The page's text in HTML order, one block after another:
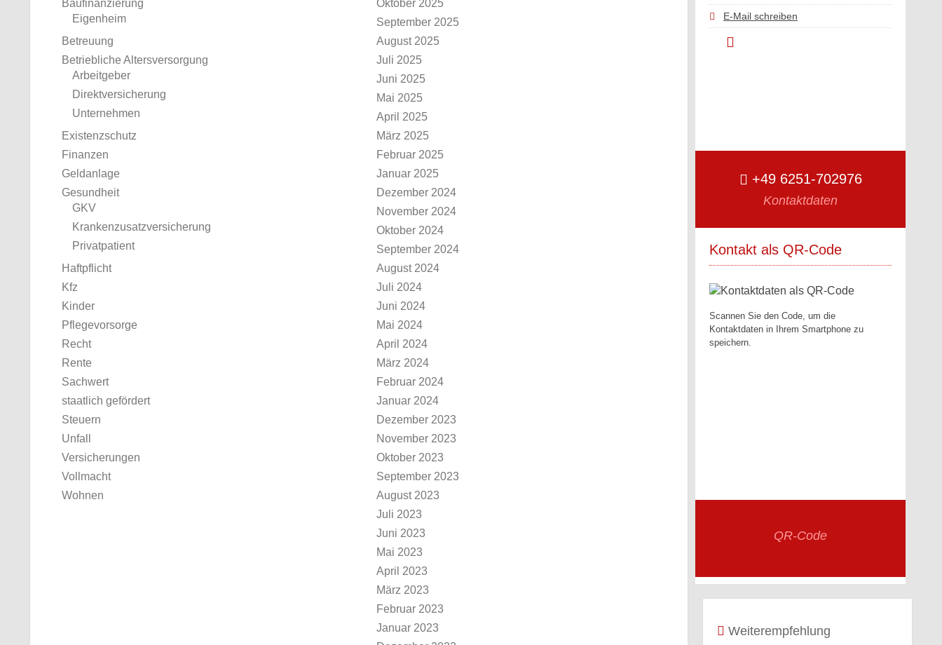
E-Mail schreiben
+49 6251-702976
Kontaktdaten
Kontakt als QR-Code
Scannen Sie den Code, um die
Kontaktdaten in Ihrem Smartphone zu
speichern.
QR-Code
Weiterempfehlung
Baufinanzierung
Eigenheim
Betreuung
Betriebliche Altersversorgung
Arbeitgeber
Direktversicherung
Unternehmen
Existenzschutz
Finanzen
Geldanlage
Gesundheit
GKV
Krankenzusatzversicherung
Privatpatient
Haftpflicht
Kfz
Kinder
Pflegevorsorge
Recht
Rente
Sachwert
staatlich gefördert
Steuern
Unfall
Versicherungen
Vollmacht
Wohnen
Oktober 2025
September 2025
August 2025
Juli 2025
Juni 2025
Mai 2025
April 2025
März 2025
Februar 2025
Januar 2025
Dezember 2024
November 2024
Oktober 2024
September 2024
August 2024
Juli 2024
Juni 2024
Mai 2024
April 2024
März 2024
Februar 2024
Januar 2024
Dezember 2023
November 2023
Oktober 2023
September 2023
August 2023
Juli 2023
Juni 2023
Mai 2023
April 2023
März 2023
Februar 2023
Januar 2023